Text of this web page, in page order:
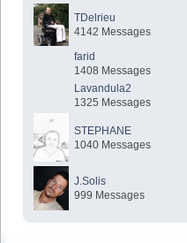
TDelrieu
4142 Messages
farid
1408 Messages
Lavandula2
1325 Messages
STEPHANE
1040 Messages
J.Solis
999 Messages